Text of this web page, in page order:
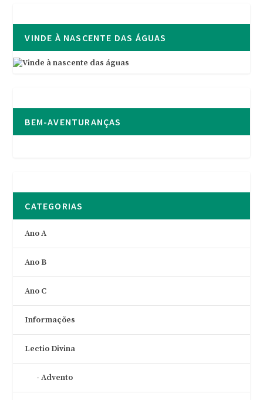
VINDE À NASCENTE DAS ÁGUAS
BEM-AVENTURANÇAS
CATEGORIAS
Ano A
Ano B
Ano C
Informações
Lectio Divina
Advento